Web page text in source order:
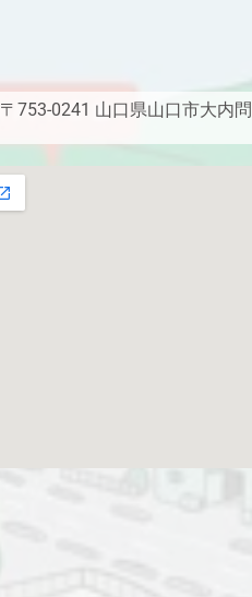
〒753-0241 山口県山口市大内